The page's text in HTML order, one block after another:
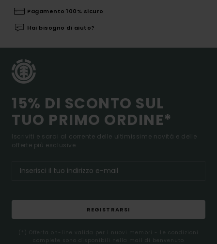
Pagamento 100% sicuro
Hai bisogno di aiuto?
15% DI SCONTO SUL
TUO PRIMO ORDINE*
Iscriviti e sarai al corrente delle ultimissime novità e delle
offerte più esclusive.
REGISTRARSI
(*) Offerta on-line valida per i nuovi membri - Le condizioni
complete sono disponibili nella mail di benvenuto